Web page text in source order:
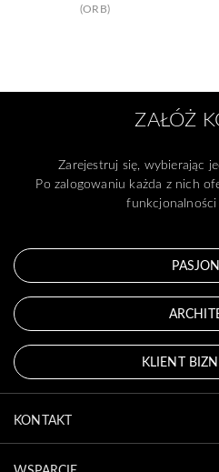
(ORB)
ZAŁÓŻ
Zarejestruj się, wybierając
Po zalogowaniu każda z nich
KLIENT
KONTAKT